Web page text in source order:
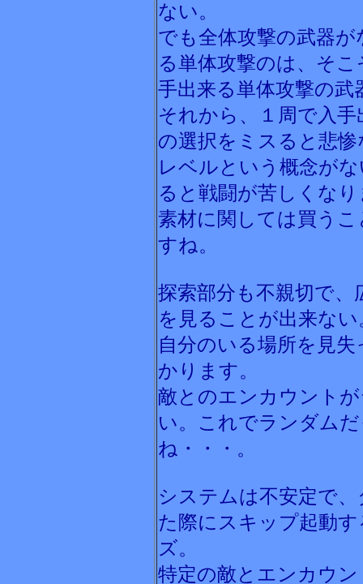
ない。
でも全体攻撃の武器
る単体攻撃のは、そ
手出来る単体攻撃の
それから、１周で入
の選択をミスると悲惨
レベルという概念が
ると戦闘が苦しくな
素材に関しては買う
すね。
探索部分も不親切で
を見ることが出来ない
自分のいる場所を見
かります。
敵とのエンカウント
い。これでランダム
ね・・・。
システムは不安定で
た際にスキップ起動
ズ。
特定の敵とエンカウ